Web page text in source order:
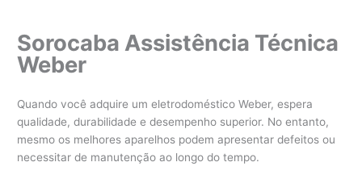
Sorocaba Assistência Técnica
Weber
Quando você adquire um eletrodoméstico Weber, espera
qualidade, durabilidade e desempenho superior. No entanto,
mesmo os melhores aparelhos podem apresentar defeitos ou
necessitar de manutenção ao longo do tempo.